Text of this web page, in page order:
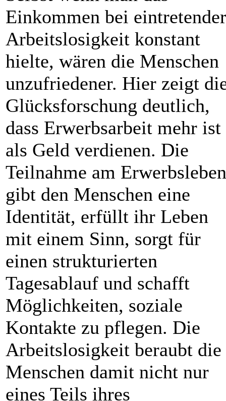
Einkommen bei eintretender
Arbeitslosigkeit konstant
hielte, wären die Menschen
unzufriedener. Hier zeigt
Glücksforschung deutlich,
dass Erwerbsarbeit mehr ist
als Geld verdienen. Die
Teilnahme am Erwerbsleben
gibt den Menschen eine
Identität, erfüllt ihr Leben
mit einem Sinn, sorgt für
einen strukturierten
Tagesablauf und schafft
Möglichkeiten, soziale
Kontakte zu pflegen. Die
Arbeitslosigkeit beraubt die
Menschen damit nicht nur
eines Teils ihres